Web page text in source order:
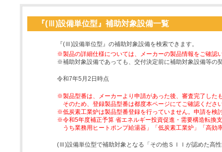
『(Ⅲ)設備単位型』補助対象設備一覧
『(Ⅲ)設備単位型』の補助対象設備を検索できます。
※製品の詳細仕様については、メーカーの製品情報をご確認
※補助対象設備であっても、交付決定前に補助対象設備等の
令和7年5月2日時点
※製品型番は、メーカーより申請があった後、審査完了した
そのため、登録製品型番は都度本ページにてご確認くださ
※低炭素工業炉は製品型番登録を行っていません。申請を検
※令和5年度補正予算 省エネルギー投資促進・需要構造転換
うち業務用ヒートポンプ給湯器」「低炭素工業炉」「高
(Ⅲ)設備単位型で補助対象となる「その他ＳＩＩが認めた高